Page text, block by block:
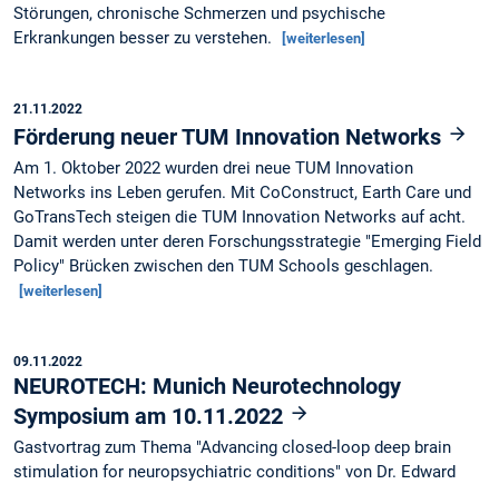
Störungen, chronische Schmerzen und psychische
Erkrankungen besser zu verstehen.
[weiterlesen]
21.11.2022
Förderung neuer TUM Innovation Networks
Am 1. Oktober 2022 wurden drei neue TUM Innovation
Networks ins Leben gerufen. Mit CoConstruct, Earth Care und
GoTransTech steigen die TUM Innovation Networks auf acht.
Damit werden unter deren Forschungsstrategie "Emerging Field
Policy" Brücken zwischen den TUM Schools geschlagen.
[weiterlesen]
09.11.2022
NEUROTECH: Munich Neurotechnology
Symposium am 10.11.2022
Gastvortrag zum Thema "Advancing closed-loop deep brain
stimulation for neuropsychiatric conditions" von Dr. Edward